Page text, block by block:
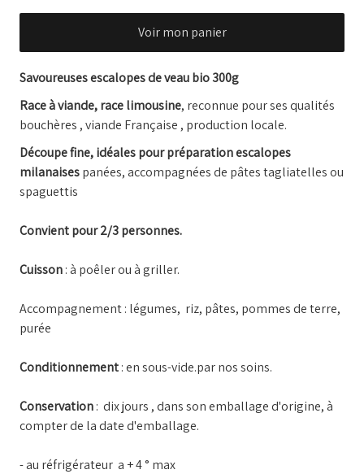
Voir mon panier
Savoureuses escalopes de veau bio 300g
Race à viande, race limousine, reconnue pour ses qualités
bouchères , viande Française , production locale.
Découpe fine, idéales pour préparation escalopes
milanaisespanées, accompagnées de pâtes tagliatelles ou
spaguettis
Convient pour 2/3 personnes.
Cuisson: à poêler ou à griller.
Accompagnement : légumes, riz, pâtes, pommes de terre,
purée
Conditionnement: en sous-vide.par nos soins.
Conservation: dix jours , dans son emballage d'origine, à
compter de la date d'emballage.
- au réfrigérateur a + 4 ° max